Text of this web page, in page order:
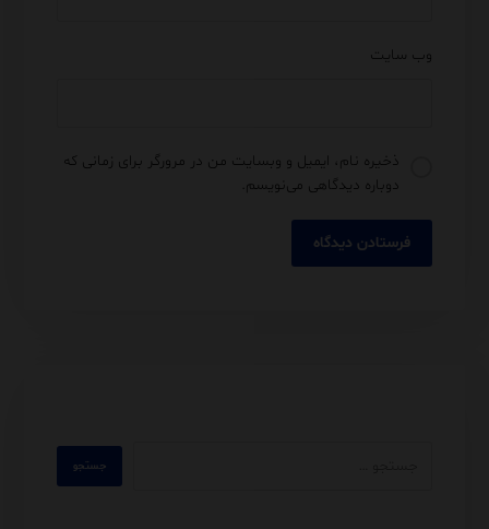
وب‌ سایت
ذخیره نام، ایمیل و وبسایت من در مرورگر برای زمانی که
دوباره دیدگاهی می‌نویسم.